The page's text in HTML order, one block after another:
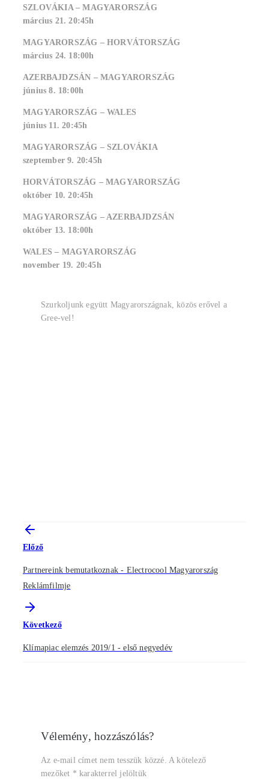
SZLOVÁKIA – MAGYARORSZÁG
március 21. 20:45h
MAGYARORSZÁG – HORVÁTORSZÁG
március 24. 18:00h
AZERBAJDZSÁN – MAGYARORSZÁG
június 8. 18:00h
MAGYARORSZÁG – WALES
június 11. 20:45h
MAGYARORSZÁG – SZLOVÁKIA
szeptember 9. 20:45h
HORVÁTORSZÁG – MAGYARORSZÁG
október 10. 20:45h
MAGYARORSZÁG – AZERBAJDZSÁN
október 13. 18:00h
WALES – MAGYARORSZÁG
november 19. 20:45h
Szurkoljunk együtt Magyarországnak, közös erővel a
Gree-vel!
Előző
Partnereink bemutatkoznak - Electrocool Magyarország
Reklámfilmje
Következő
Klímapiac elemzés 2019/1 - első negyedév
Vélemény, hozzászólás?
Az e-mail címet nem tesszük közzé. A kötelező
mezőket * karakterrel jelöltük